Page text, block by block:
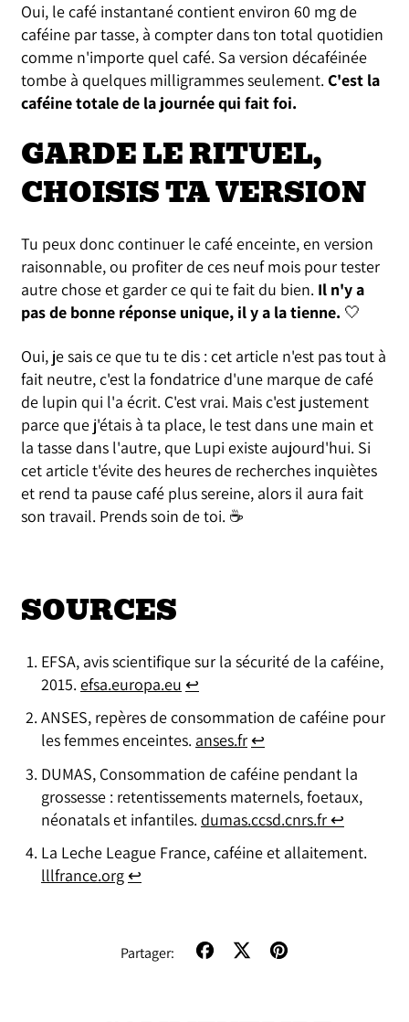
Oui, le café instantané contient environ 60 mg de
caféine par tasse, à compter dans ton total quotidien
comme n'importe quel café. Sa version décaféinée
tombe à quelques milligrammes seulement. C'est la
caféine totale de la journée qui fait foi.
GARDE LE RITUEL,
CHOISIS TA VERSION
Tu peux donc continuer le café enceinte, en version
raisonnable, ou profiter de ces neuf mois pour tester
autre chose et garder ce qui te fait du bien. Il n'y a
pas de bonne réponse unique, il y a la tienne.🤍
Oui, je sais ce que tu te dis : cet article n'est pas tout à
fait neutre, c'est la fondatrice d'une marque de café
de lupin qui l'a écrit. C'est vrai. Mais c'est justement
parce que j'étais à ta place, le test dans une main et
la tasse dans l'autre, que Lupi existe aujourd'hui. Si
cet article t'évite des heures de recherches inquiètes
et rend ta pause café plus sereine, alors il aura fait
son travail. Prends soin de toi. ☕
SOURCES
EFSA, avis scientifique sur la sécurité de la caféine,
2015. efsa.europa.eu ↩
ANSES, repères de consommation de caféine pour
les femmes enceintes. anses.fr↩
DUMAS, Consommation de caféine pendant la
grossesse : retentissements maternels, foetaux,
néonatals et infantiles. dumas.ccsd.cnrs.fr ↩
La Leche League France, caféine et allaitement.
lllfrance.org↩
Partager:
Partager Tweeter